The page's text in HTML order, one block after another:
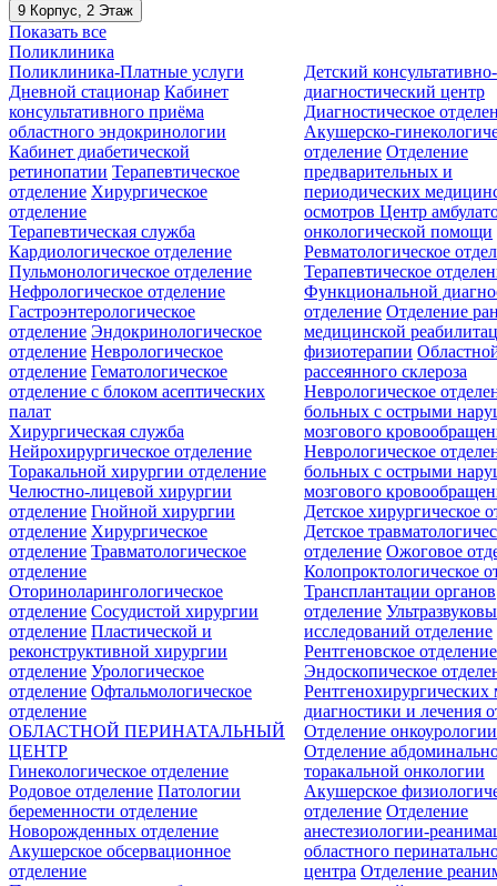
9 Корпус, 2 Этаж
Показать все
Поликлиника
Поликлиника-Платные услуги
Дневной стационар Кабинет
консультативного приёма
областного эндокринологии
Кабинет диабетической
ретинопатии Терапевтическое
отделение Хирургическое
отделение
Детский консультативно-
диагностический центр
Диагностическое
Акушерско-
отделение Отделение
предварительных и
периодических
осмотровЦентр
онкологической помощи
Терапевтическая служба
Кардиологическое отделение
Пульмонологическое отделение
Нефрологическое отделение
Гастроэнтерологическое
отделение Эндокринологическое
отделение Неврологическое
отделение Гематологическое
отделение c блоком асептических
палат
Ревматологическое
Терапевтическое
Функциональной
отделение Отделение
медицинской
физиотерапии
рассеянного склероза
Неврологическое
больных с острыми
мозгового
Неврологическое
больных с острыми
мозгового
Хирургическая служба
Нейрохирургическое отделение
Торакальной хирургии отделение
Челюстно-лицевой хирургии
отделение Гнойной хирургии
отделение Хирургическое
отделение Травматологическое
отделение
Оториноларингологическое
отделение Сосудистой хирургии
отделение Пластической и
реконструктивной хирургии
отделение Урологическое
отделение Офтальмологическое
отделение
Детское хирургическое
Детское
отделение Ожоговое
Колопроктологическое
Трансплантации органов
отделение
исследований отделение
Рентгеновское отделение
Эндоскопическое
Рентгенохирургических
диагностики и лечения
Отделение онкоурологии
Отделение
торакальной онкологии
ОБЛАСТНОЙ ПЕРИНАТАЛЬНЫЙ
ЦЕНТР
Гинекологическое отделение
Родовое отделение Патологии
беременности отделение
Новорожденных отделение
Акушерское обсервационное
отделение
Акушерское
отделение Отделение
анестезиологии-
областного
центра Отделение